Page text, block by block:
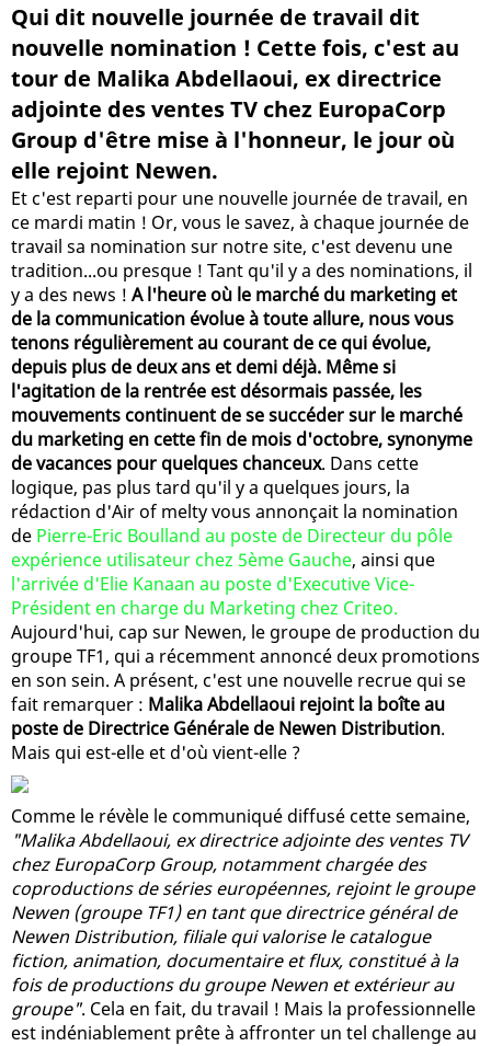
Qui dit nouvelle journée de travail dit
nouvelle nomination ! Cette fois, c'est au
tour de Malika Abdellaoui, ex directrice
adjointe des ventes TV chez EuropaCorp
Group d'être mise à l'honneur, le jour où
elle rejoint Newen.
Et c'est reparti pour une nouvelle journée de travail, en
ce mardi matin ! Or, vous le savez, à chaque journée de
travail sa nomination sur notre site, c'est devenu une
tradition...ou presque ! Tant qu'il y a des nominations, il
y a des news ! A l'heure où le marché du marketing et
de la communication évolue à toute allure, nous vous
tenons régulièrement au courant de ce qui évolue,
depuis plus de deux ans et demi déjà. Même si
l'agitation de la rentrée est désormais passée, les
mouvements continuent de se succéder sur le marché
du marketing en cette fin de mois d'octobre, synonyme
de vacances pour quelques chanceux. Dans cette
logique, pas plus tard qu'il y a quelques jours, la
rédaction d'Air of melty vous annonçait la nomination
de Pierre-Eric Boulland au poste de Directeur du pôle
expérience utilisateur chez 5ème Gauche, ainsi que
l'arrivée d'Elie Kanaan au poste d'Executive Vice-
Président en charge du Marketing chez Criteo.
Aujourd'hui, cap sur Newen, le groupe de production du
groupe TF1, qui a récemment annoncé deux promotions
en son sein. A présent, c'est une nouvelle recrue qui se
fait remarquer : Malika Abdellaoui rejoint la boîte au
poste de Directrice Générale de Newen Distribution.
Mais qui est-elle et d'où vient-elle ?
Comme le révèle le communiqué diffusé cette semaine,
"Malika Abdellaoui, ex directrice adjointe des ventes TV
chez EuropaCorp Group, notamment chargée des
coproductions de séries européennes, rejoint le groupe
Newen (groupe TF1) en tant que directrice général de
Newen Distribution, filiale qui valorise le catalogue
fiction, animation, documentaire et flux, constitué à la
fois de productions du groupe Newen et extérieur au
groupe". Cela en fait, du travail ! Mais la professionnelle
est indéniablement prête à affronter un tel challenge au